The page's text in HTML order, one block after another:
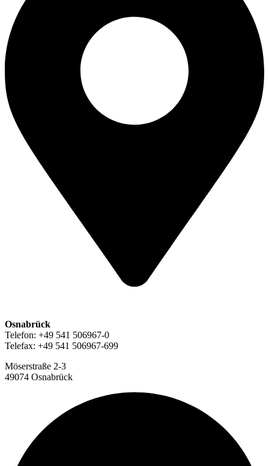
Osnabrück
Telefon: +49 541 506967-0
Telefax: +49 541 506967-699
Möserstraße 2-3
49074 Osnabrück